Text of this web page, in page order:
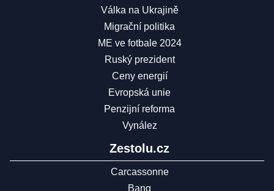
Válka na Ukrajině
Migrační politika
ME ve fotbale 2024
Ruský prezident
Ceny energií
Evropská unie
Penzijní reforma
Vynález
Zestolu.cz
Carcassonne
Bang